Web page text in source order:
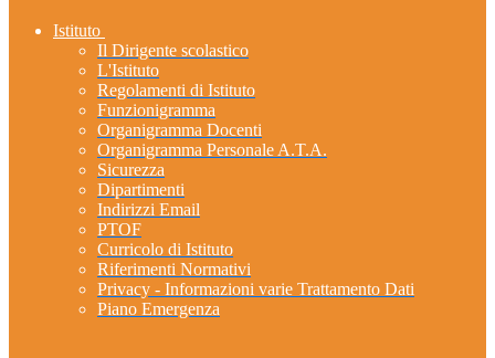
Istituto
Il Dirigente scolastico
L'Istituto
Regolamenti di Istituto
Funzionigramma
Organigramma Docenti
Organigramma Personale A.T.A.
Sicurezza
Dipartimenti
Indirizzi Email
PTOF
Curricolo di Istituto
Riferimenti Normativi
Privacy - Informazioni varie Trattamento Dati
Piano Emergenza